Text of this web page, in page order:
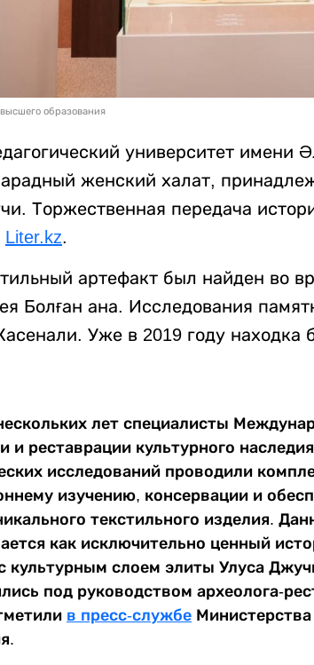
образования
университет имени
женский халат,
Торжественная передача
Liter.kz.
артефакт был найден во
Болған ана. Исследования
Уже в 2019 году
лет специалисты
и реставрации культурного
исследований проводили
изучению, консервации и
текстильного изделия.
как исключительно ценный
культурным слоем элиты Улуса
под руководством археолога-
в пресс-службе